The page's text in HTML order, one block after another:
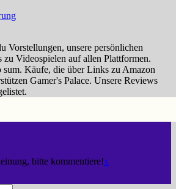
Vorstellungen, unsere persönlichen
zu Videospielen auf allen Plattformen.
Käufe, die über Links zu Amazon
Gamer's Palace. Unsere Reviews
bitte kommentiere!x